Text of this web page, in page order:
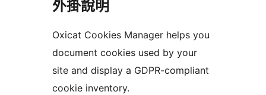
外掛說明
Oxicat Cookies Manager helps you
document cookies used by your
site and display a GDPR-compliant
cookie inventory.